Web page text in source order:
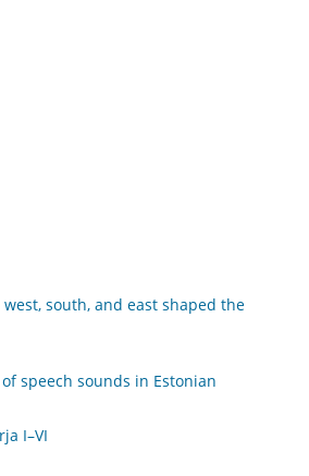
south, and east shaped the
speech sounds in Estonian
I–VI